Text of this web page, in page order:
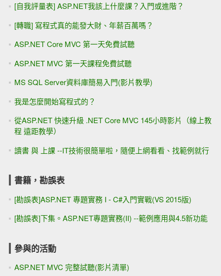
[自我評量表] ASP.NET我該上什麼課？入門或進階？
[轉職] 寫程式真的能發大財、年薪百萬嗎？
ASP.NET Core MVC 第一天免費試聽
ASP.NET MVC 第一天課程免費試聽
MS SQL Server資料庫簡易入門(影片教學)
我是怎麼開始寫程式的？
從ASP.NET 快速升級 .NET Core MVC 145小時影片（線上教
程 遠距教學）
讀書 與 上課 --IT技術很簡單啦，隨便上網看看、找範例就行
書籍，勘誤表
[勘誤表]ASP.NET 專題實務 I - C#入門實戰(VS 2015版)
[勘誤表]下集。ASP.NET專題實務(II) --範例應用與4.5新功能
參與的活動
ASP.NET MVC 完整試聽(影片清單)